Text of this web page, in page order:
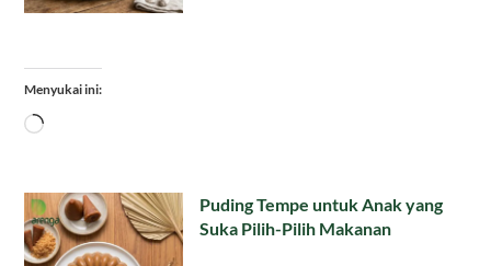
Menyukai ini:
Memuat...
Puding Tempe untuk Anak yang
Suka Pilih-Pilih Makanan